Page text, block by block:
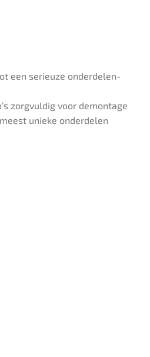
een serieuze onderdelen-
zorgvuldig voor demontage
unieke onderdelen